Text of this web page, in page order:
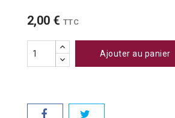
2,00 € TTC
Ajouter au panier